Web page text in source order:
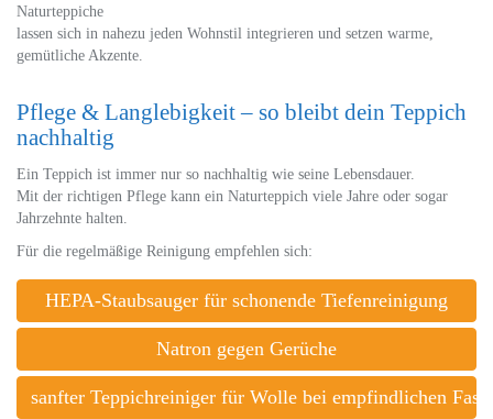
Naturteppiche
lassen sich in nahezu jeden Wohnstil integrieren und setzen warme,
gemütliche Akzente.
Pflege & Langlebigkeit – so bleibt dein Teppich
nachhaltig
Ein Teppich ist immer nur so nachhaltig wie seine Lebensdauer.
Mit der richtigen Pflege kann ein Naturteppich viele Jahre oder sogar
Jahrzehnte halten.
Für die regelmäßige Reinigung empfehlen sich:
HEPA-Staubsauger für schonende Tiefenreinigung
Natron gegen Gerüche
sanfter Teppichreiniger für Wolle bei empfindlichen